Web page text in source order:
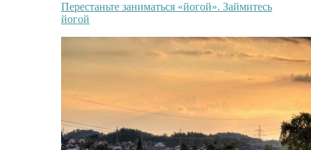
Перестаньте заниматься «йогой». Займитесь
йогой